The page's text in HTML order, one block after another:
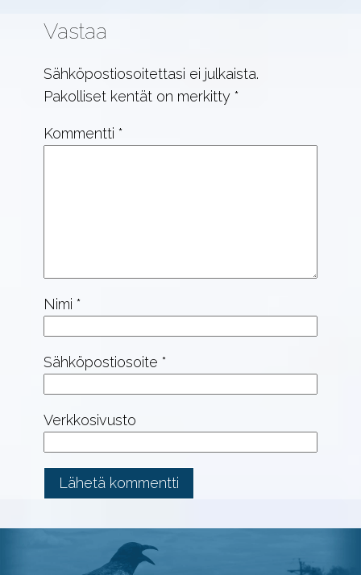
Vastaa
Sähköpostiosoitettasi ei julkaista.
Pakolliset kentät on merkitty *
Kommentti *
Nimi *
Sähköpostiosoite *
Verkkosivusto